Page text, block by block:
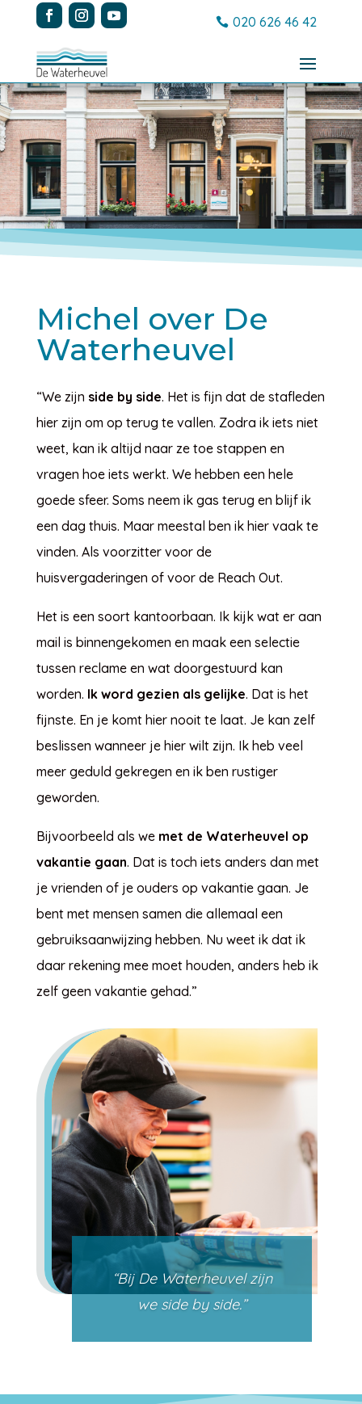
020 626 46 42
Michel over De
Waterheuvel
“We zijn side by side. Het is fijn dat de stafleden
hier zijn om op terug te vallen. Zodra ik iets niet
weet, kan ik altijd naar ze toe stappen en
vragen hoe iets werkt. We hebben een hele
goede sfeer. Soms neem ik gas terug en blijf ik
een dag thuis. Maar meestal ben ik hier vaak te
vinden. Als voorzitter voor de
huisvergaderingen of voor de Reach Out.
Het is een soort kantoorbaan. Ik kijk wat er aan
mail is binnengekomen en maak een selectie
tussen reclame en wat doorgestuurd kan
worden. Ik word gezien als gelijke. Dat is het
fijnste. En je komt hier nooit te laat. Je kan zelf
beslissen wanneer je hier wilt zijn. Ik heb veel
meer geduld gekregen en ik ben rustiger
geworden.
Bijvoorbeeld als we met de Waterheuvel op
vakantie gaan. Dat is toch iets anders dan met
je vrienden of je ouders op vakantie gaan. Je
bent met mensen samen die allemaal een
gebruiksaanwijzing hebben. Nu weet ik dat ik
daar rekening mee moet houden, anders heb ik
zelf geen vakantie gehad.”
“Bij De Waterheuvel zijn
we side by side.”